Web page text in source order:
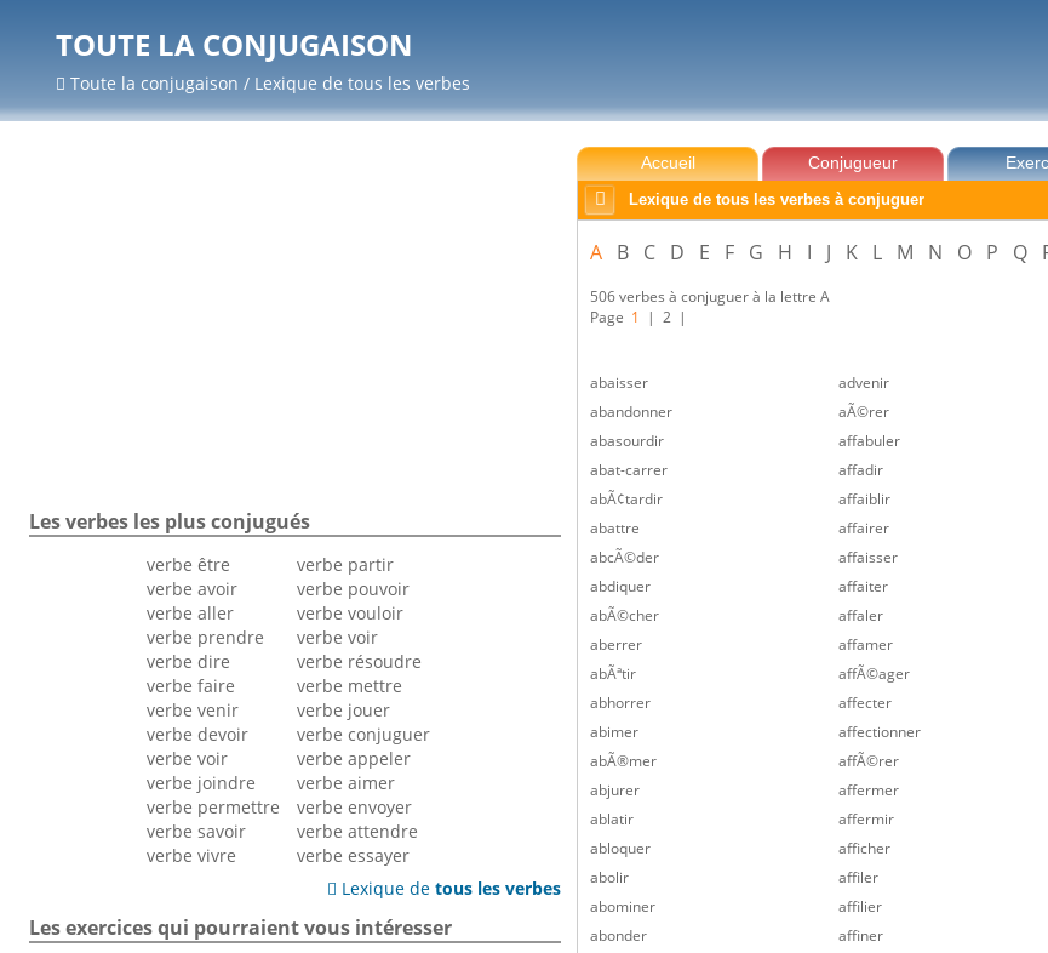
TOUTE LA CONJUGAISON
Toute la conjugaison / Lexique de tous les verbes
Accueil Conjugueur

Lexique de tous les verbes à conjuguer
A B C D E F G H I J K L M N O P Q
506 verbes à conjuguer à la lettre A
Page 1 | 2 |
abaisser
abandonner
abasourdir
abat-carrer
abÃ¢tardir
abattre
abcÃ©der
abdiquer
abÃ©cher
aberrer
abÃªtir
abhorrer
abimer
abÃ®mer
abjurer
ablatir
abloquer
abolir
abominer
abonder
advenir
aÃ©rer
affabuler
affadir
affaiblir
affairer
affaisser
affaiter
affaler
affamer
affÃ©ager
affecter
affectionner
affÃ©rer
affermer
affermir
afficher
affiler
affilier
affiner
Les verbes les plus conjugués
verbe être
verbe avoir
verbe aller
verbe prendre
verbe dire
verbe faire
verbe venir
verbe devoir
verbe voir
verbe joindre
verbe permettre
verbe savoir
verbe vivre
verbe partir
verbe pouvoir
verbe vouloir
verbe voir
verbe résoudre
verbe mettre
verbe jouer
verbe conjuguer
verbe appeler
verbe aimer
verbe envoyer
verbe attendre
verbe essayer
 Lexique detous les verbes
Les exercices qui pourraient vous intéresser